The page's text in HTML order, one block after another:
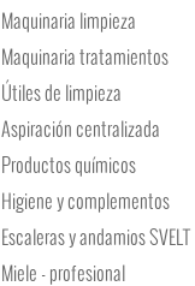
Maquinaria limpieza
Maquinaria tratamientos
Útiles de limpieza
Aspiración centralizada
Productos químicos
Higiene y complementos
Escaleras y andamios SVELT
Miele - profesional